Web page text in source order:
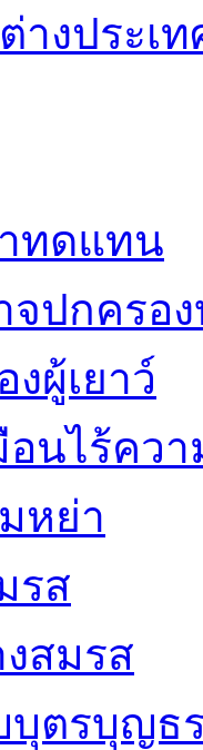
างประเท
ทดแทน
จปกครอ
ผู้เยาว์
อนไร้คว
หย่า
รส
สมรส
บุตรบุญธ